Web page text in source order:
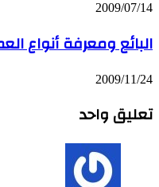
2009/07/14
البائع ومعرفة أنواع
2009/11/24
تعليق واحد